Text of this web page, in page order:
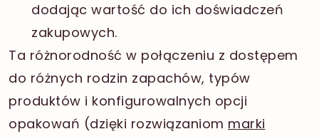
dodając wartość do ich doświadczeń
zakupowych.
Ta różnorodność w połączeniu z dostępem
do różnych rodzin zapachów, typów
produktów i konfigurowalnych opcji
opakowań (dzięki rozwiązaniom marki